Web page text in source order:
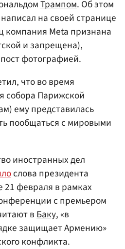
Трампом. Об этом
на своей странице
компания Meta признана
и запрещена),
фотографией.
что во время
собора Парижской
ему представилась
пообщаться с мировыми
иностранных дел
слова президента
февраля в рамках
с премьером
в Баку, «в
защищает Армению»
конфликта.